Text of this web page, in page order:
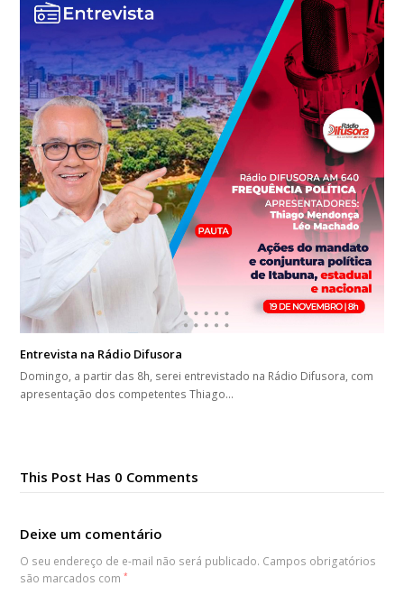
Entrevista na Rádio Difusora
Domingo, a partir das 8h, serei entrevistado na Rádio Difusora, com
apresentação dos competentes Thiago…
This Post Has 0 Comments
Deixe um comentário
O seu endereço de e-mail não será publicado. Campos obrigatórios
são marcados com*